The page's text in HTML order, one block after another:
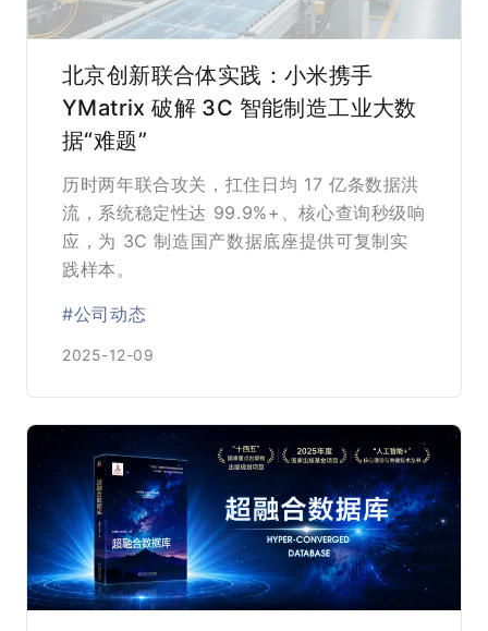
北京创新联合体实践：小米携手
YMatrix 破解 3C 智能制造工业大数
据“难题”
历时两年联合攻关，扛住日均 17 亿条数据洪
流，系统稳定性达 99.9%+、核心查询秒级响
应，为 3C 制造国产数据底座提供可复制实
践样本。
#公司动态
2025-12-09